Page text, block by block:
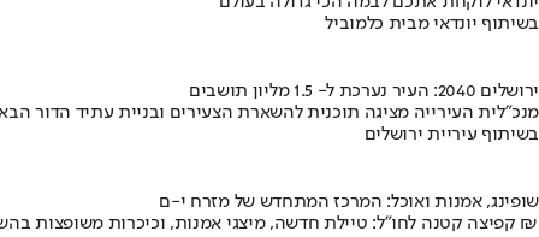
בשיתוף יונדאי מבית כלמוביל
ירושלים 2040: העיר נערכת ל- 1.5 מליון תושבים
מנכ"לית העירייה מציגה תוכנית להשארת הצעירים ובניית עתיד הדור
בשיתוף עיריית ירושלים
שופינג, אמנות ואוכל: המרכז המתחדש של מזרח י-ם
קפיצה קטנה לחו"ל: טיילת חדשה, מיצגי אמנות, וכיכרות משופצות בהשקעה של 100 מיליון ₪